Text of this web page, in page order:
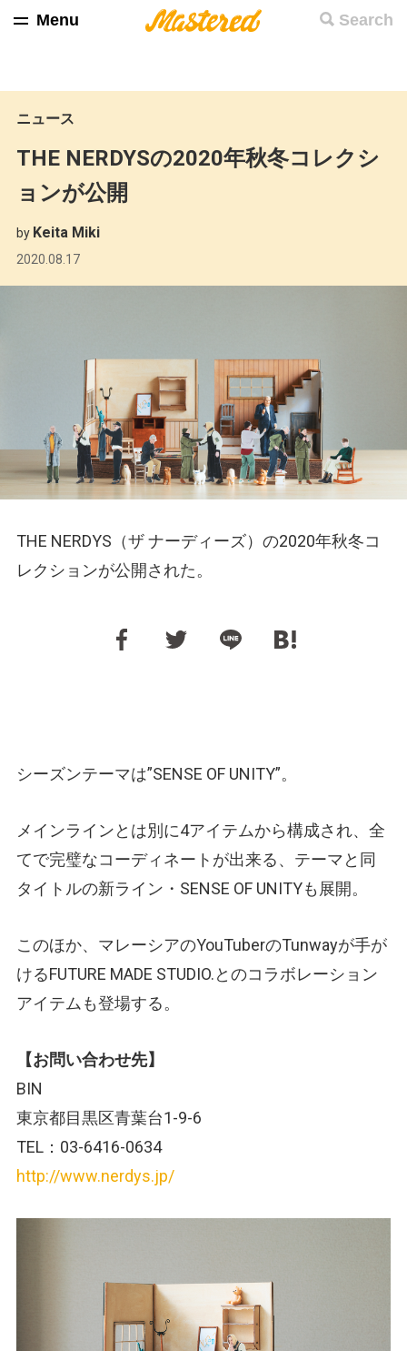
Search
Menu
ニュース
THE NERDYSの2020年秋冬コレクシ
ョンが公開
by Keita Miki
2020.08.17
THE NERDYS（ザ ナーディーズ）の2020年秋冬コ
レクションが公開された。
シーズンテーマは”SENSE OF UNITY”。
メインラインとは別に4アイテムから構成され、全
てで完璧なコーディネートが出来る、テーマと同
タイトルの新ライン・SENSE OF UNITYも展開。
このほか、マレーシアのYouTuberのTunwayが手が
けるFUTURE MADE STUDIO.とのコラボレーション
アイテムも登場する。
【お問い合わせ先】
BIN
東京都目黒区青葉台1-9-6
TEL：03-6416-0634
http://www.nerdys.jp/